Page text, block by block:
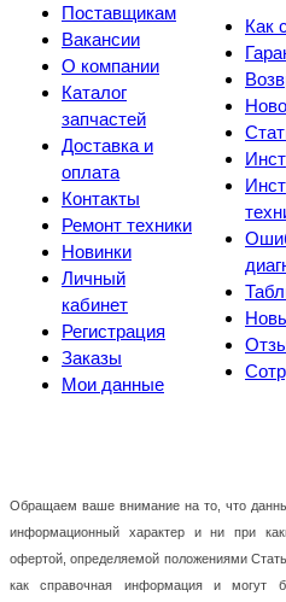
Поставщикам
Вакансии
О компании
Каталог
запчастей
Доставка и
оплата
Контакты
Ремонт техники
Новинки
Личный
кабинет
Регистрация
Заказы
Мои данные
Как
Обращаем ваше внимание на то, что
информационный характер и ни при
офертой, определяемой положениями
как справочная информация и